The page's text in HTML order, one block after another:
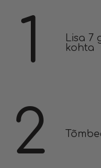
1
Lisa 7
kohta
2